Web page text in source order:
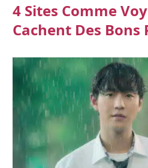
4 Sites Comme
Cachent Des Bons